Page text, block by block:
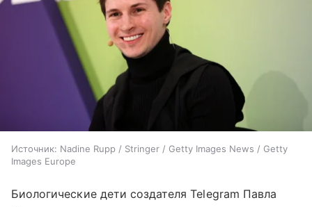
Источник: Nadine Rupp / Stringer / Getty Images News / Getty
Images Europe
Биологические дети создателя Telegram Павла